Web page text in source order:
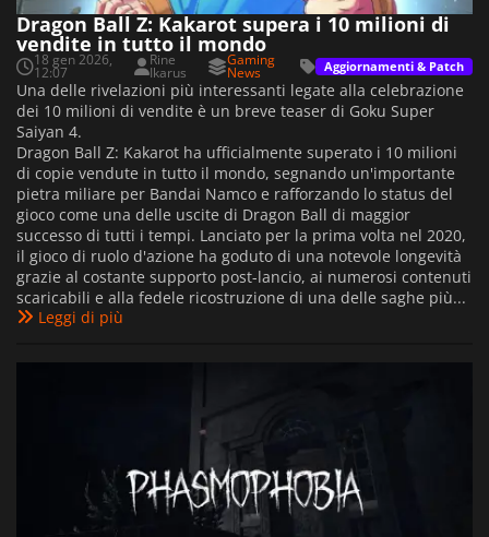
Dragon Ball Z: Kakarot supera i 10 milioni di
vendite in tutto il mondo
18 gen 2026,
12:07
Rine
Ikarus
Gaming
News Aggiornamenti & Patch
Una delle rivelazioni più interessanti legate alla celebrazione
dei 10 milioni di vendite è un breve teaser di Goku Super
Saiyan 4.
Dragon Ball Z: Kakarot ha ufficialmente superato i 10 milioni
di copie vendute in tutto il mondo, segnando un'importante
pietra miliare per Bandai Namco e rafforzando lo status del
gioco come una delle uscite di Dragon Ball di maggior
successo di tutti i tempi. Lanciato per la prima volta nel 2020,
il gioco di ruolo d'azione ha goduto di una notevole longevità
grazie al costante supporto post-lancio, ai numerosi contenuti
scaricabili e alla fedele ricostruzione di una delle saghe più...
Leggi di più